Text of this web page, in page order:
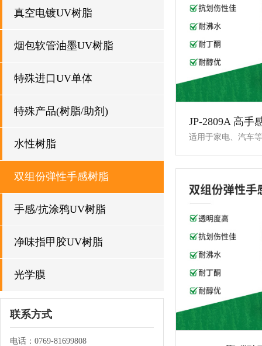
真空电镀UV树脂
烟包软管油墨UV树脂
特殊进口UV单体
特殊产品(树脂/助剂)
水性树脂
双组份弹性手感树脂
手感/抗涂鸦UV树脂
净味指甲胶UV树脂
光学膜
联系方式
电话：0769-81699808